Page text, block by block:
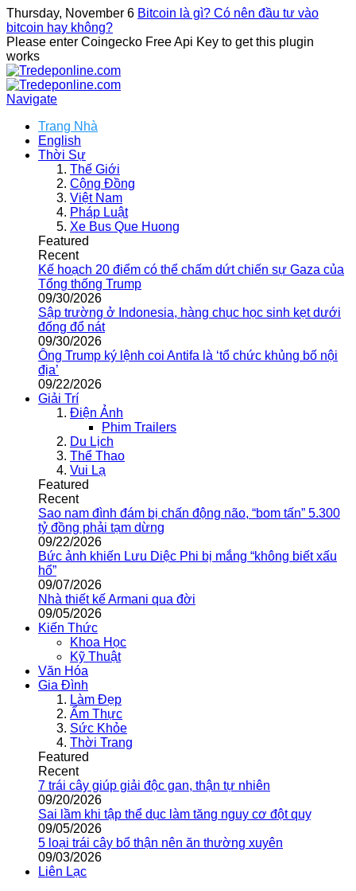
Thursday, November 6 Bitcoin là gì? Có nên đầu tư vào
bitcoin hay không?
Please enter Coingecko Free Api Key to get this plugin
works
Navigate
Trang Nhà
English
Thời Sự
Thế Giới
Cộng Đồng
Việt Nam
Pháp Luật
Xe Bus Que Huong
Featured
Recent
Kế hoạch 20 điểm có thể chấm dứt chiến sự Gaza của
Tổng thống Trump
09/30/2026
Sập trường ở Indonesia, hàng chục học sinh kẹt dưới
đống đổ nát
09/30/2026
Ông Trump ký lệnh coi Antifa là ‘tổ chức khủng bố nội
địa’
09/22/2026
Giải Trí
Điện Ảnh
Phim Trailers
Du Lịch
Thể Thao
Vui Lạ
Featured
Recent
Sao nam đình đám bị chấn động não, “bom tấn” 5.300
tỷ đồng phải tạm dừng
09/22/2026
Bức ảnh khiến Lưu Diệc Phi bị mắng “không biết xấu
hổ”
09/07/2026
Nhà thiết kế Armani qua đời
09/05/2026
Kiến Thức
Khoa Học
Kỹ Thuật
Văn Hóa
Gia Đình
Làm Đẹp
Ẩm Thực
Sức Khỏe
Thời Trang
Featured
Recent
7 trái cây giúp giải độc gan, thận tự nhiên
09/20/2026
Sai lầm khi tập thể dục làm tăng nguy cơ đột quỵ
09/05/2026
5 loại trái cây bổ thận nên ăn thường xuyên
09/03/2026
Liên Lạc